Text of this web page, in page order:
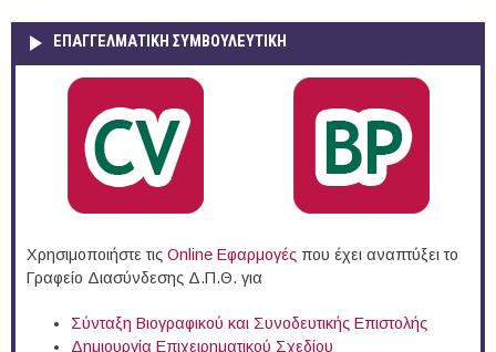
ΕΠΑΓΓΕΛΜΑΤΙΚΉ ΣΥΜΒΟΥΛΕΥΤΙΚΉ
Χρησιμοποιήστε τις Online Eφαρμογές που έχει αναπτύξει το
Γραφείο Διασύνδεσης Δ.Π.Θ. για
Σύνταξη Βιογραφικού και Συνοδευτικής Επιστολής
Δημιουργία Επιχειρηματικού Σχεδίου